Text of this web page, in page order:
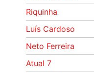
Riquinha
Luís Cardoso
Neto Ferreira
Atual 7